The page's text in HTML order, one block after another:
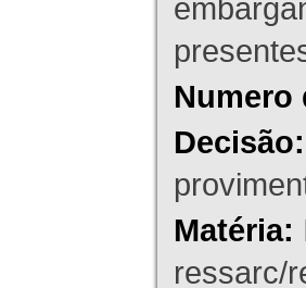
Numero
Decisão:
Matéria:
ressarc/